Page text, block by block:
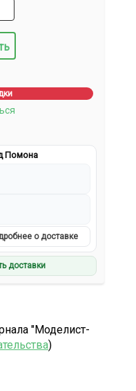
Помона
о доставке
доставки
"Моделист-
)